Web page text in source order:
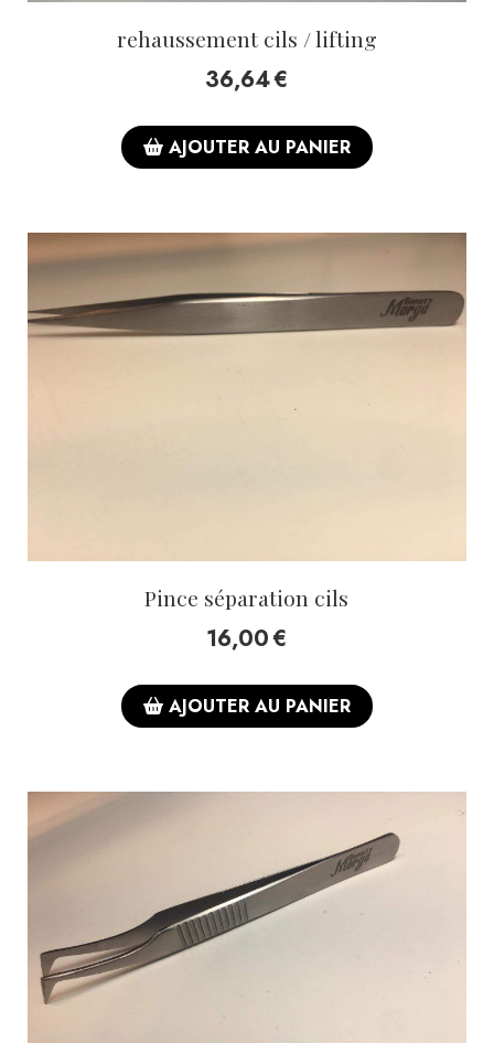
rehaussement cils / lifting
36,64€
AJOUTER AU PANIER
Pince séparation cils
16,00€
AJOUTER AU PANIER